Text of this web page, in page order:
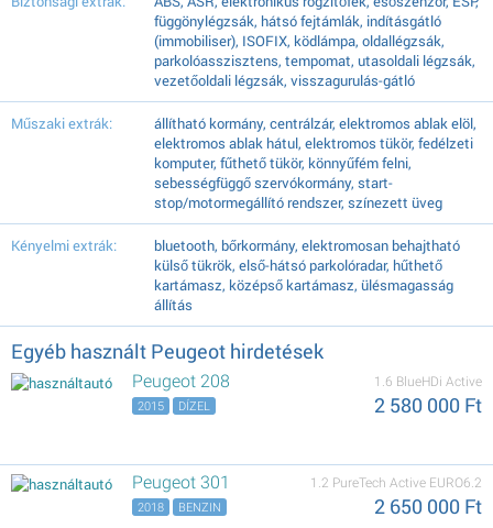
függönylégzsák, hátsó fejtámlák, indításgátló
(immobiliser), ISOFIX, ködlámpa, oldallégzsák,
parkolóasszisztens, tempomat, utasoldali légzsák,
vezetőoldali légzsák, visszagurulás-gátló
Műszaki extrák:
állítható kormány, centrálzár, elektromos ablak elöl,
elektromos ablak hátul, elektromos tükör, fedélzeti
komputer, fűthető tükör, könnyűfém felni,
sebességfüggő szervókormány, start-
stop/motormegállító rendszer, színezett üveg
Kényelmi extrák:
bluetooth, bőrkormány, elektromosan behajtható
külső tükrök, első-hátsó parkolóradar, hűthető
kartámasz, középső kartámasz, ülésmagasság
állítás
Egyéb használt Peugeot hirdetések
Peugeot 208 1.6 BlueHDi Active
2 580 000 Ft
2015 DÍZEL
Peugeot 301 1.2 PureTech Active EURO6.2
2 650 000 Ft
2018 BENZIN